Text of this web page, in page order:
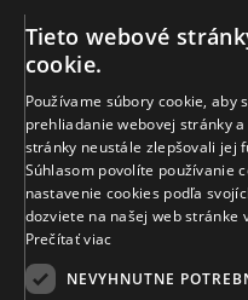
KONTAKT
Naše klenotníctva
Sídlo spoločnosti
Tieto webové
cookie.
Používame súbory cookie, aby
prehliadanie webovej stránky
stránky neustále zlepšovali jej
Súhlasom povolíte používanie
nastavenie cookies podľa
dozviete na našej web stránke
Prečítať viac
NEVYHNUTNE